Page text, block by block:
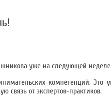
уже на следующей неделе.
компетенций. Это
связь от экспертов-практиков.